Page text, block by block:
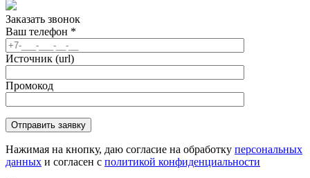
Заказать звонок
Ваш телефон *
Источник (url)
Промокод
Нажимая на кнопку, даю согласие на обработку персональных
данных и согласен с политикой конфиденциальности